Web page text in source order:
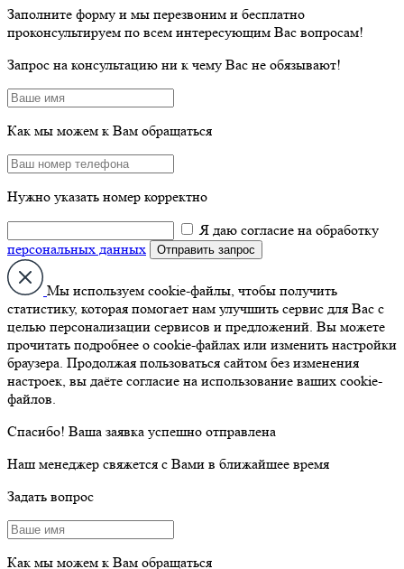
Заполните форму и мы перезвоним и бесплатно
проконсультируем по всем интересующим Вас вопросам!
Запрос на консультацию ни к чему Вас не обязывают!
Как мы можем к Вам обращаться
Нужно указать номер корректно
Я даю согласие на обработку
персональных данных
Мы используем cookie-файлы, чтобы получить
статистику, которая помогает нам улучшить сервис для Вас с
целью персонализации сервисов и предложений. Вы можете
прочитать подробнее о cookie-файлах или изменить настройки
браузера. Продолжая пользоваться сайтом без изменения
настроек, вы даёте согласие на использование ваших cookie-
файлов.
Спасибо! Ваша заявка успешно отправлена
Наш менеджер свяжется с Вами в ближайшее время
Задать вопрос
Как мы можем к Вам обращаться